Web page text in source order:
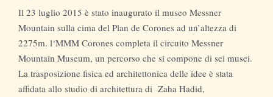
Il 23 luglio 2015 è stato inaugurato il museo Messner
Mountain sulla cima del Plan de Corones ad un’altezza di
2275m. l‘MMM Corones completa il circuito Messner
Mountain Museum, un percorso che si compone di sei musei.
La trasposizione fisica ed architettonica delle idee è stata
affidata allo studio di architettura di Zaha Hadid,